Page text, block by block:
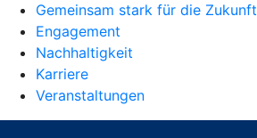
Gemeinsam stark für die Zukunft
Engagement
Nachhaltigkeit
Karriere
Veranstaltungen